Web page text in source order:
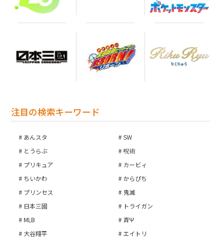
注目の検索キーワード
あんスタ
SW
とうらぶ
呪術
プリキュア
カービィ
ちいかわ
からぴち
プリンセス
鬼滅
日本三國
トライガン
MLB
斉Ψ
大谷翔平
エイトリ